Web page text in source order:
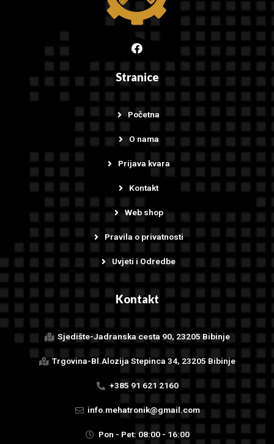
Stranice
Početna
O nama
Prijava kvara
Kontakt
Web shop
Pravila o privatnosti
Uvjeti i Odredbe
Kontakt
Sjedište-Jadranska cesta 90, 23205 Bibinje
Trgovina-Bl.Alozija Stepinca 34, 23205 Bibinje
+385 91 621 2160
info.mehatronik@gmail.com
Pon - Pet: 08:00 - 16:00